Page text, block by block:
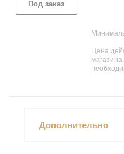
Под заказ
Цена
Дополнительно